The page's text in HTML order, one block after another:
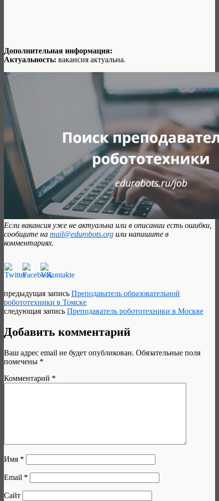
Дополнительная информация:
Актуальность: вакансия актуальна.
Если вакансия уже не актуальна или в описании есть ошибки,
сообщите на mail@edurobots.org или напишите в
комментариях.
предыдущая запись Преподаватель образовательной
робототехники в Томске
следующая запись Преподаватель робототехники в Москве
Добавить комментарий
Ваш адрес email не будет опубликован. Обязательные поля
помечены *
Комментарий *
Имя *
Email *
Сайт